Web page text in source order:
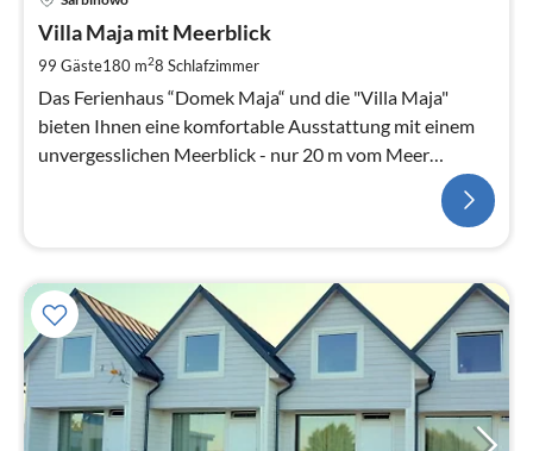
Villa Maja mit Meerblick
99 Gäste180 m28 Schlafzimmer
Das Ferienhaus “Domek Maja“ und die "Villa Maja"
bieten Ihnen eine komfortable Ausstattung mit einem
unvergesslichen Meerblick - nur 20 m vom Meer